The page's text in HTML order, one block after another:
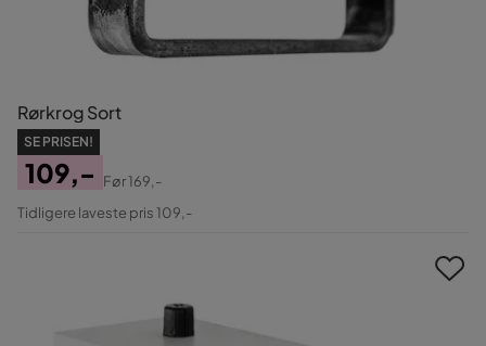
Rørkrog Sort
SE PRISEN!
Pris
109,-
Original
Før169,-
Tidligere laveste pris 109,-